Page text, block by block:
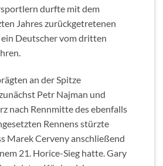
durfte mit dem
Jahres zurückgetretenen
Deutscher vom dritten
an der Spitze
Petr Najman und
nach Rennmitte des ebenfalls
Rennens stürzte
Marek Cerveny anschließend
21. Horice-Sieg hatte. Gary